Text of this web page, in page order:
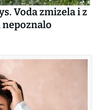
Voda zmizela i z
nepoznalo